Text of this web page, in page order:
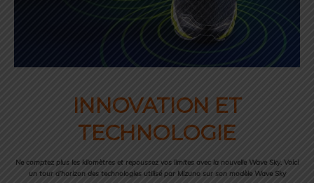
INNOVATION ET
TECHNOLOGIE
Ne comptez plus les kilomètres et repoussez vos limites avec la nouvelle Wave Sky. Voici
un tour d’horizon des technologies utilisé par Mizuno sur son modèle Wave Sky